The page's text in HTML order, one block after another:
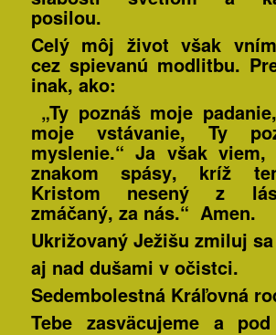
posilou.
Celý môj život však
cez spievanú modlitbu.
inak, ako:
„Ty poznáš moje
moje vstávanie, Ty
myslenie.“ Ja však viem,
znakom spásy, kríž
Kristom nesený z
zmáčaný, za nás.“ Amen.
Ukrižovaný Ježišu zmiluj
aj nad dušami v očistci.
Sedembolestná Kráľovná
Tebe zasväcujeme a